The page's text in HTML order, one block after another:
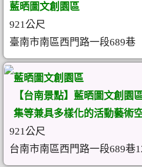
藍晒圖文創園區
921公尺
臺南市南區西門路一段689巷
藍晒圖文創園區
【台南景點】藍晒圖文創園
集等兼具多樣化的活動藝術
921公尺
台南市南區西門路一段689巷